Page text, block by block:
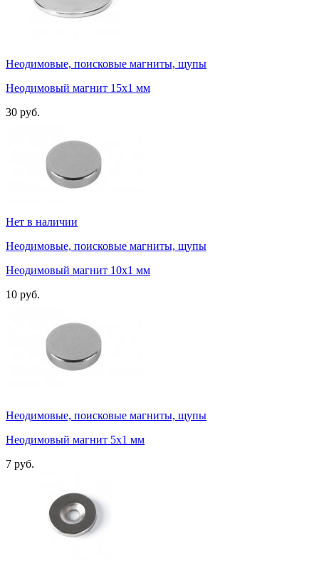
Неодимовые, поисковые магниты, щупы
Неодимовый магнит 15х1 мм
30 руб.
Нет в наличии
Неодимовые, поисковые магниты, щупы
Неодимовый магнит 10х1 мм
10 руб.
Неодимовые, поисковые магниты, щупы
Неодимовый магнит 5х1 мм
7 руб.